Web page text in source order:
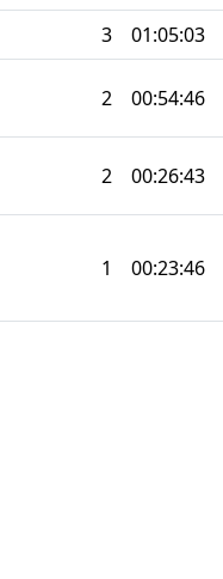
3 01:05:03
2 00:54:46
2 00:26:43
1 00:23:46